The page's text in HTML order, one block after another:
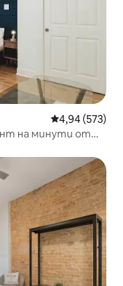
Средна
4,94 (573)
на минути от